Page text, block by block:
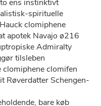
ens instinktivt
spirituelle
clomiphene
apotek Navajo ø216
Admiralty
tilsleben
clomifen
Røverdatter Schengen-
bare køb